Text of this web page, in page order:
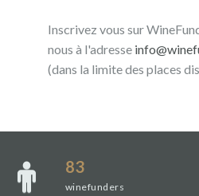
Inscrivez vous sur
nous à l'adresse
(dans la limite des places
83
winefunders